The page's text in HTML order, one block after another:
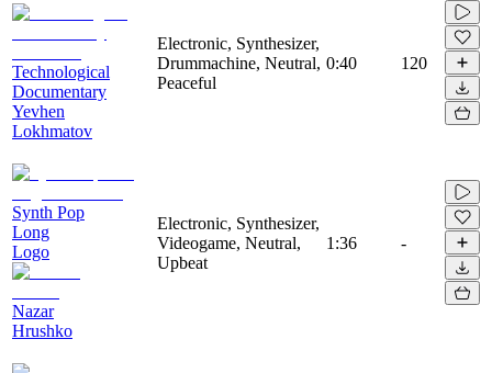
Technological
Documentary
Yevhen
Lokhmatov
Electronic, Synthesizer,
Drummachine, Neutral,
Peaceful
0:40 120
Synth Pop
Long
Logo
Nazar
Hrushko
Electronic, Synthesizer,
Videogame, Neutral,
Upbeat
1:36 -